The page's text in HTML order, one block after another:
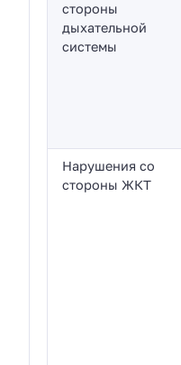
стороны
дыхательной
системы
Нарушения со
стороны ЖКТ